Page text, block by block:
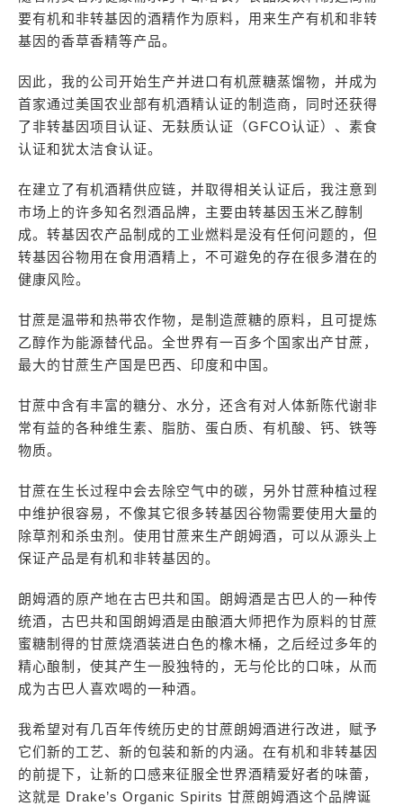
要有机和非转基因的酒精作为原料，用来生产有机和非转
基因的香草香精等产品。
因此，我的公司开始生产并进口有机蔗糖蒸馏物，并成为
首家通过美国农业部有机酒精认证的制造商，同时还获得
了非转基因项目认证、无麸质认证（GFCO认证）、素食
认证和犹太洁食认证。
在建立了有机酒精供应链，并取得相关认证后，我注意到
市场上的许多知名烈酒品牌，主要由转基因玉米乙醇制
成。转基因农产品制成的工业燃料是没有任何问题的，但
转基因谷物用在食用酒精上，不可避免的存在很多潜在的
健康风险。
甘蔗是温带和热带农作物，是制造蔗糖的原料，且可提炼
乙醇作为能源替代品。全世界有一百多个国家出产甘蔗，
最大的甘蔗生产国是巴西、印度和中国。
甘蔗中含有丰富的糖分、水分，还含有对人体新陈代谢非
常有益的各种维生素、脂肪、蛋白质、有机酸、钙、铁等
物质。
甘蔗在生长过程中会去除空气中的碳，另外甘蔗种植过程
中维护很容易，不像其它很多转基因谷物需要使用大量的
除草剂和杀虫剂。使用甘蔗来生产朗姆酒，可以从源头上
保证产品是有机和非转基因的。
朗姆酒的原产地在古巴共和国。朗姆酒是古巴人的一种传
统酒，古巴共和国朗姆酒是由酿酒大师把作为原料的甘蔗
蜜糖制得的甘蔗烧酒装进白色的橡木桶，之后经过多年的
精心酿制，使其产生一股独特的，无与伦比的口味，从而
成为古巴人喜欢喝的一种酒。
我希望对有几百年传统历史的甘蔗朗姆酒进行改进，赋予
它们新的工艺、新的包装和新的内涵。在有机和非转基因
的前提下，让新的口感来征服全世界酒精爱好者的味蕾，
这就是 Drake’s Organic Spirits 甘蔗朗姆酒这个品牌诞